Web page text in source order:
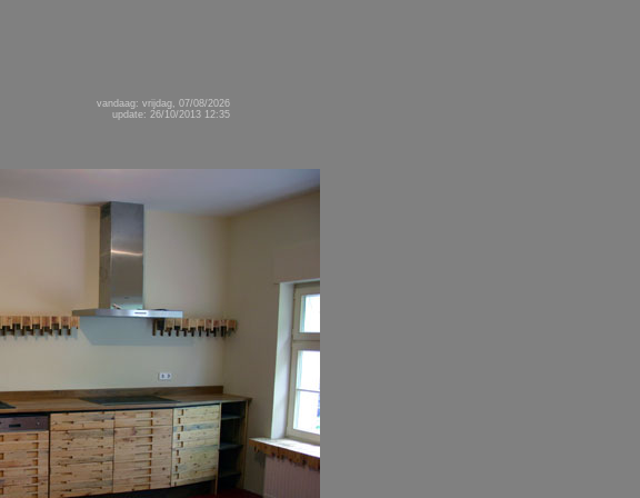
vandaag: vrijdag, 07/08/2026
update: 26/10/2013 12:35